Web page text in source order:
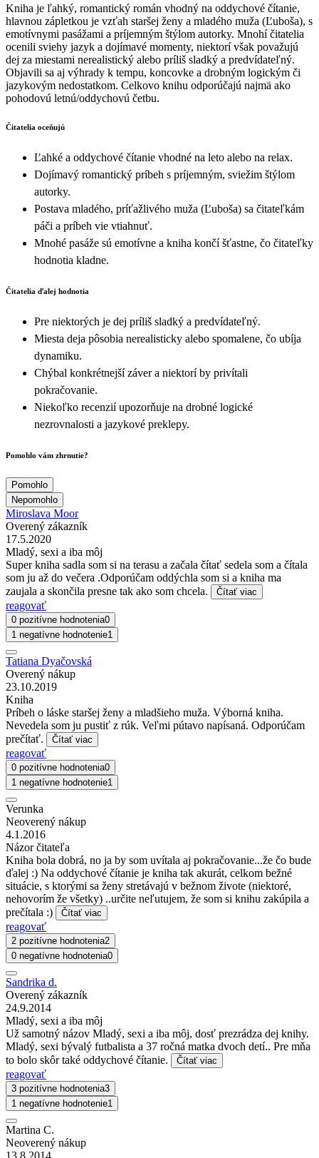
Kniha je ľahký, romantický román vhodný na oddychové čítanie,
hlavnou zápletkou je vzťah staršej ženy a mladého muža (Ľuboša), s
emotívnymi pasážami a príjemným štýlom autorky. Mnohí čitatelia
ocenili sviehy jazyk a dojímavé momenty, niektorí však považujú
dej za miestami nerealistický alebo príliš sladký a predvídateľný.
Objavili sa aj výhrady k tempu, koncovke a drobným logickým či
jazykovým nedostatkom. Celkovo knihu odporúčajú najmä ako
pohodovú letnú/oddychovú četbu.
Čitatelia oceňujú
Ľahké a oddychové čítanie vhodné na leto alebo na relax.
Dojímavý romantický príbeh s príjemným, sviežim štýlom
autorky.
Postava mladého, príťažlivého muža (Ľuboša) sa čitateľkám
páči a príbeh vie vtiahnuť.
Mnohé pasáže sú emotívne a kniha končí šťastne, čo čitateľky
hodnotia kladne.
Čitatelia ďalej hodnotia
Pre niektorých je dej príliš sladký a predvídateľný.
Miesta deja pôsobia nerealisticky alebo spomalene, čo ubíja
dynamiku.
Chýbal konkrétnejší záver a niektorí by privítali
pokračovanie.
Niekoľko recenzií upozorňuje na drobné logické
nezrovnalosti a jazykové preklepy.
Pomohlo vám zhrnutie?
Pomohlo
Nepomohlo
Miroslava Moor
Overený zákazník
17.5.2020
Mladý, sexi a iba môj
Super kniha sadla som si na terasu a začala čítať sedela som a čítala
som ju až do večera .Odporúčam oddýchla som si a kniha ma
zaujala a skončila presne tak ako som chcela.
Čítať viac
reagovať
0 pozitívne hodnotenia0
1 negatívne hodnotenie1
Tatiana Dyačovská
Overený nákup
23.10.2019
Kniha
Príbeh o láske staršej ženy a mladšieho muža. Výborná kniha.
Nevedela som ju pustiť z rúk. Veľmi pútavo napísaná. Odporúčam
prečítať.
Čítať viac
reagovať
0 pozitívne hodnotenia0
1 negatívne hodnotenie1
Verunka
Neoverený nákup
4.1.2016
Názor čitateľa
Kniha bola dobrá, no ja by som uvítala aj pokračovanie...že čo bude
ďalej :) Na oddychové čítanie je kniha tak akurát, celkom bežné
situácie, s ktorými sa ženy stretávajú v bežnom živote (niektoré,
nehovorím že všetky) ..určite neľutujem, že som si knihu zakúpila a
prečítala :)
Čítať viac
reagovať
2 pozitívne hodnotenia2
0 negatívne hodnotenia0
Sandrika d.
Overený zákazník
24.9.2014
Mladý, sexi a iba môj
Už samotný názov Mladý, sexi a iba môj, dosť prezrádza dej knihy.
Mladý, sexi bývalý futbalista a 37 ročná matka dvoch detí.. Pre mňa
to bolo skôr také oddychové čítanie.
Čítať viac
reagovať
3 pozitívne hodnotenia3
1 negatívne hodnotenie1
Martina C.
Neoverený nákup